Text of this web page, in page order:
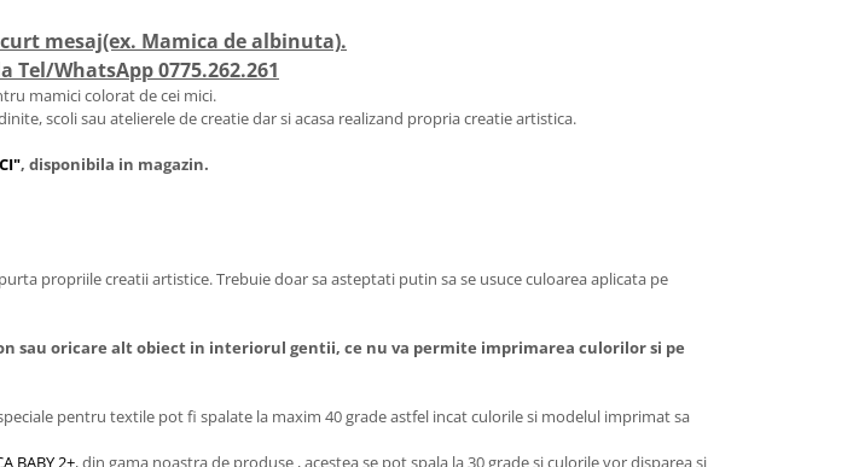
mesaj(ex. Mamica de albinuta).
Tel/WhatsApp 0775.262.261
mamici colorat de cei mici.
scoli sau atelierele de creatie dar si acasa realizand propria creatie artistica.
, disponibila in magazin.
propriile creatii artistice. Trebuie doar sa asteptati putin sa se usuce culoarea aplicata pe
sau oricare alt obiect in interiorul gentii, ce nu va permite imprimarea culorilor si pe
pentru textile pot fi spalate la maxim 40 grade astfel incat culorile si modelul imprimat sa
BABY 2+, din gama noastra de produse , acestea se pot spala la 30 grade si culorile vor disparea si